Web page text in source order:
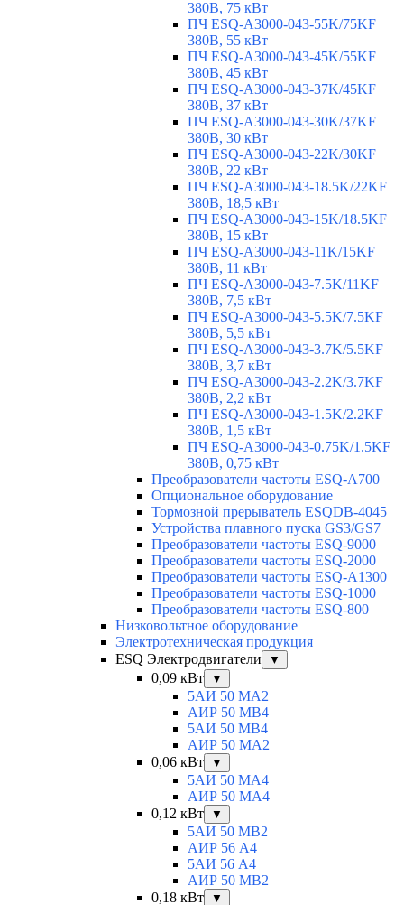
380В, 75 кВт
ПЧ ESQ-A3000-043-55K/75KF
380В, 55 кВт
ПЧ ESQ-A3000-043-45K/55KF
380В, 45 кВт
ПЧ ESQ-A3000-043-37K/45KF
380В, 37 кВт
ПЧ ESQ-A3000-043-30K/37KF
380В, 30 кВт
ПЧ ESQ-A3000-043-22K/30KF
380В, 22 кВт
ПЧ ESQ-A3000-043-18.5K/22KF
380В, 18,5 кВт
ПЧ ESQ-A3000-043-15K/18.5KF
380В, 15 кВт
ПЧ ESQ-A3000-043-11K/15KF
380В, 11 кВт
ПЧ ESQ-A3000-043-7.5K/11KF
380В, 7,5 кВт
ПЧ ESQ-A3000-043-5.5K/7.5KF
380В, 5,5 кВт
ПЧ ESQ-A3000-043-3.7K/5.5KF
380В, 3,7 кВт
ПЧ ESQ-A3000-043-2.2K/3.7KF
380В, 2,2 кВт
ПЧ ESQ-A3000-043-1.5K/2.2KF
380В, 1,5 кВт
ПЧ ESQ-A3000-043-0.75K/1.5KF
380В, 0,75 кВт
Преобразователи частоты ESQ-A700
Опциональное оборудование
Тормозной прерыватель ESQDB-4045
Устройства плавного пуска GS3/GS7
Преобразователи частоты ESQ-9000
Преобразователи частоты ESQ-2000
Преобразователи частоты ESQ-A1300
Преобразователи частоты ESQ-1000
Преобразователи частоты ESQ-800
Низковольтное оборудование
Электротехническая продукция
ESQ Электродвигатели
▼
0,09 кВт ▼
5АИ 50 МА2
АИР 50 МВ4
5АИ 50 МB4
АИР 50 МА2
0,06 кВт
▼
5АИ 50 МА4
АИР 50 MA4
0,12 кВт
▼
5АИ 50 МB2
АИР 56 А4
5АИ 56 A4
АИР 50 МВ2
0,18 кВт
▼